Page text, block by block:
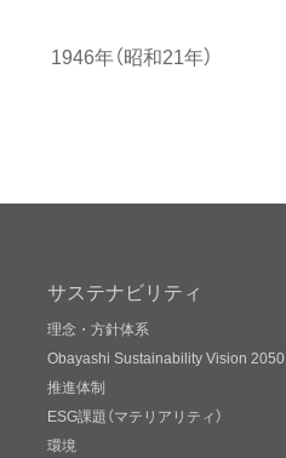
1946年（昭和21年）
サステナビリティ
理念・方針体系
Obayashi Sustainability Vision 2050
推進体制
ESG課題（マテリアリティ）
環境